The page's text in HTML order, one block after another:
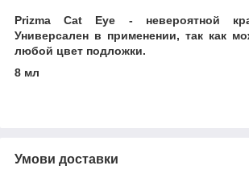
Prizma Cat Eye - невероятной
Универсален в применении, так как
любой цвет подложки.
8 мл
Умови доставки